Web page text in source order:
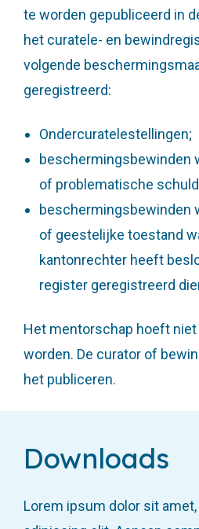
te worden gepubliceerd in
het curatele- en
volgende
geregistreerd:
Ondercuratelestellingen;
beschermingsbewinden
of problematische
beschermingsbewinden
of geestelijke toestand
kantonrechter heeft
register geregistreerd
Het mentorschap hoeft
worden. De curator of
het publiceren.
Downloads
Lorem ipsum dolor sit